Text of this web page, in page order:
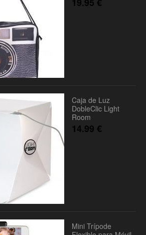
Caja de Luz
DobleClic Light
Room
14.99 €
Mini Trípode